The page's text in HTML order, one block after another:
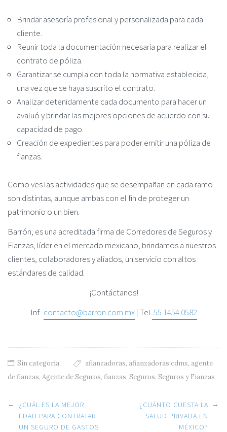
Brindar asesoría profesional y personalizada para cada
cliente.
Reunir toda la documentación necesaria para realizar el
contrato de póliza.
Garantizar se cumpla con toda la normativa establecida,
una vez que se haya suscrito el contrato.
Analizar detenidamente cada documento para hacer un
avaluó y brindar las mejores opciones de acuerdo con su
capacidad de pago.
Creación de expedientes para poder emitir una póliza de
fianzas.
Como ves las actividades que se desempañan en cada ramo
son distintas, aunque ambas con el fin de proteger un
patrimonio o un bien.
Barrón, es una acreditada firma de Corredores de Seguros y
Fianzas, líder en el mercado mexicano, brindamos a nuestros
clientes, colaboradores y aliados, un servicio con altos
estándares de calidad.
¡Contáctanos!
Inf. contacto@barron.com.mx| Tel.55 1454 0582
Sin categoría afianzadoras, afianzadoras cdmx, agente
de fianzas, Agente de Seguros, fianzas, Seguros, Seguros y Fianzas
Post navigation
←
¿CUÁL ES LA MEJOR
EDAD PARA CONTRATAR
UN SEGURO DE GASTOS
¿CUÁNTO CUESTA LA
SALUD PRIVADA EN
MÉXICO?
→